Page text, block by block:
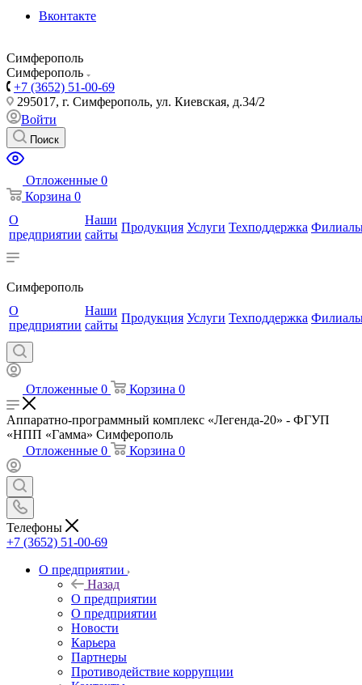
Вконтакте
Симферополь
Симферополь
+7 (3652) 51-00-69
295017, г. Симферополь, ул. Киевская, д.34/2
Войти
Поиск
Отложенные 0
Корзина 0
О
предприятии
Наши
сайты
Продукция Услуги Техподдержка
Симферополь
О
предприятии
Наши
сайты
Продукция Услуги Техподдержка
Отложенные 0 Корзина 0
Аппаратно-программный комплекс «Легенда-20» - ФГУП
«НПП «Гамма» Симферополь
Отложенные 0 Корзина 0
Телефоны
+7 (3652) 51-00-69
О предприятии
Назад
О предприятии
О предприятии
Новости
Карьера
Партнеры
Противодействие коррупции